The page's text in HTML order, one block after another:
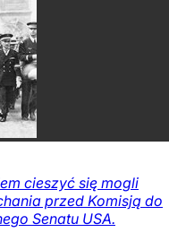
cieszyć się mogli
przed Komisją do
Senatu USA.